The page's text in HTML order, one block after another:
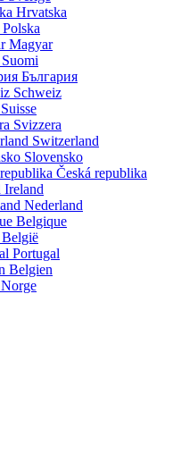
Hrvatska
Polska
Magyar
Suomi
България
Schweiz
Suisse
Svizzera
Switzerland
Slovensko
Česká republika
Ireland
Nederland
Belgique
België
Portugal
Belgien
Norge